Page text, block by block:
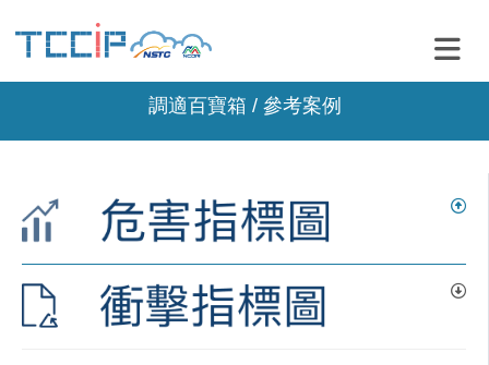
調適百寶箱 / 參考案例